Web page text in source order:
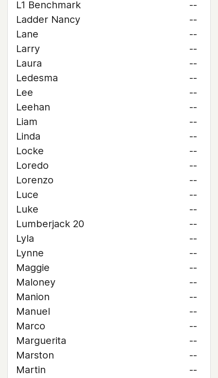
L1 Benchmark
--
Ladder Nancy
--
Lane
--
Larry
--
Laura
--
Ledesma
--
Lee
--
Leehan
--
Liam
--
Linda
--
Locke
--
Loredo
--
Lorenzo
--
Luce
--
Luke
--
Lumberjack 20
--
Lyla
--
Lynne
--
Maggie
--
Maloney
--
Manion
--
Manuel
--
Marco
--
Marguerita
--
Marston
--
Martin
--